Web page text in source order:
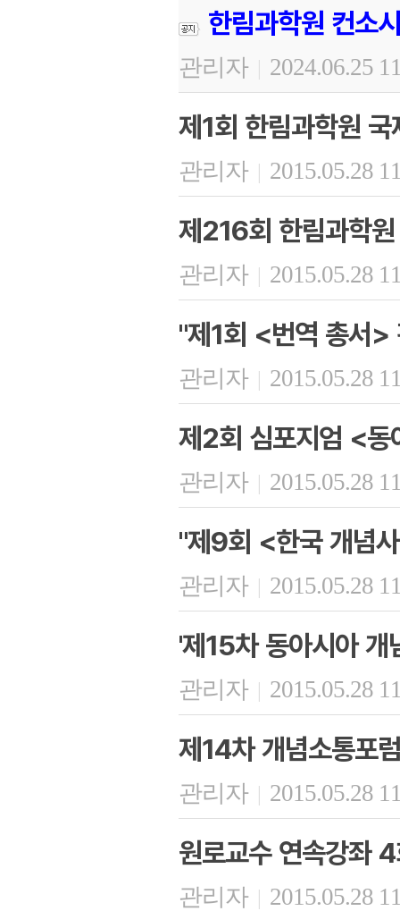
한림과학원 컨소
관리자 | 2024.06.25
제1회 한림과학원
관리자 | 2015.05.28
제216회 한림과학
관리자 | 2015.05.28
"제1회 <번역 총서>
관리자 | 2015.05.28
제2회 심포지엄 <동
관리자 | 2015.05.28
"제9회 <한국 개념
관리자 | 2015.05.28
'제15차 동아시아 개
관리자 | 2015.05.28
제14차 개념소통포
관리자 | 2015.05.28
원로교수 연속강좌
관리자 | 2015.05.28